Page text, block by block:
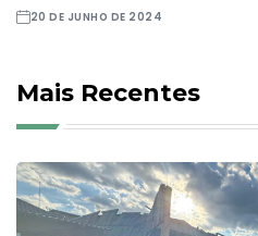
20 DE JUNHO DE 2024
Mais Recentes